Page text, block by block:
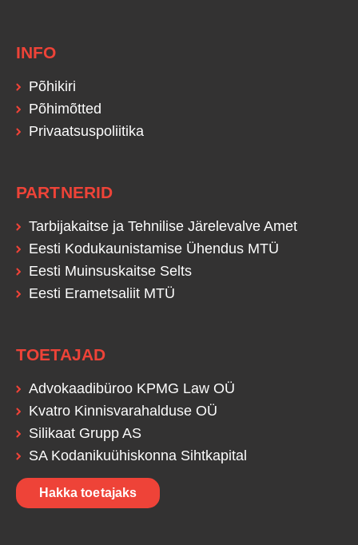
INFO
Põhikiri
Põhimõtted
Privaatsuspoliitika
PARTNERID
Tarbijakaitse ja Tehnilise Järelevalve Amet
Eesti Kodukaunistamise Ühendus MTÜ
Eesti Muinsuskaitse Selts
Eesti Erametsaliit MTÜ
TOETAJAD
Advokaadibüroo KPMG Law OÜ
Kvatro Kinnisvarahalduse OÜ
Silikaat Grupp AS
SA Kodanikuühiskonna Sihtkapital
Hakka toetajaks